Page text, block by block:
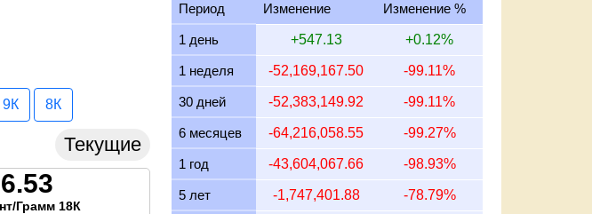
9К 8К
Текущие
Грамм 18К
Период Изменение Изменение %
1 день +547.13 +0.12%
1 неделя -52,169,167.50 -99.11%
30 дней -52,383,149.92 -99.11%
6 месяцев -64,216,058.55 -99.27%
1 год -43,604,067.66 -98.93%
5 лет -1,747,401.88 -78.79%